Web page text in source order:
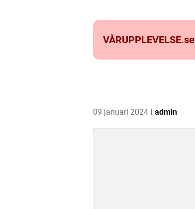
VÅRUPPLEVELSE.se
09 januari 2024 admin